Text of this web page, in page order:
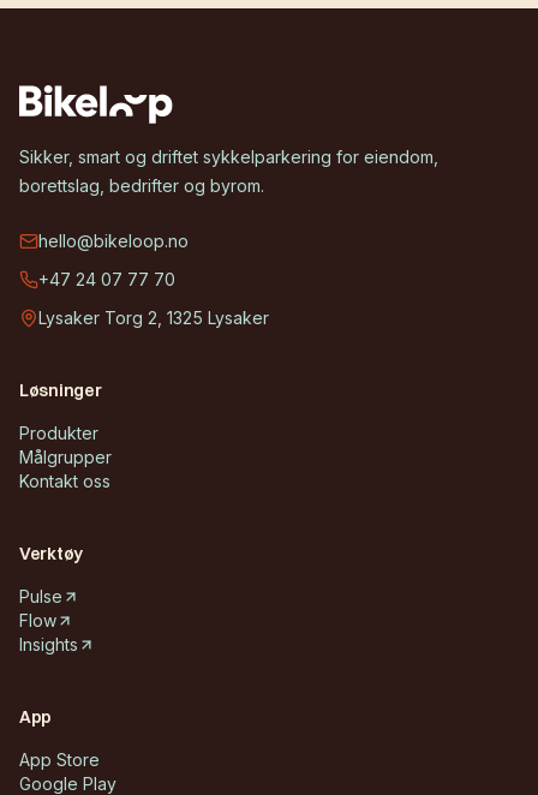
Sikker, smart og driftet sykkelparkering for eiendom,
borettslag, bedrifter og byrom.
hello@bikeloop.no
+47 24 07 77 70
Lysaker Torg 2, 1325 Lysaker
Løsninger
Produkter
Målgrupper
Kontakt oss
Verktøy
Pulse
Flow
Insights
App
App Store
Google Play